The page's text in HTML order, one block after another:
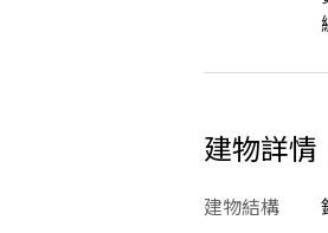
建物詳情
建物結構